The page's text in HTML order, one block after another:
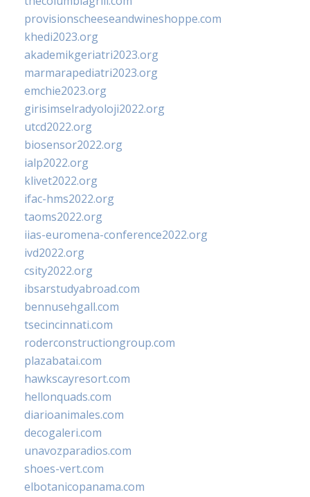
provisionscheeseandwineshoppe.com
khedi2023.org
akademikgeriatri2023.org
marmarapediatri2023.org
emchie2023.org
girisimselradyoloji2022.org
utcd2022.org
biosensor2022.org
ialp2022.org
klivet2022.org
ifac-hms2022.org
taoms2022.org
iias-euromena-conference2022.org
ivd2022.org
csity2022.org
ibsarstudyabroad.com
bennusehgall.com
tsecincinnati.com
roderconstructiongroup.com
plazabatai.com
hawkscayresort.com
hellonquads.com
diarioanimales.com
decogaleri.com
unavozparadios.com
shoes-vert.com
elbotanicopanama.com